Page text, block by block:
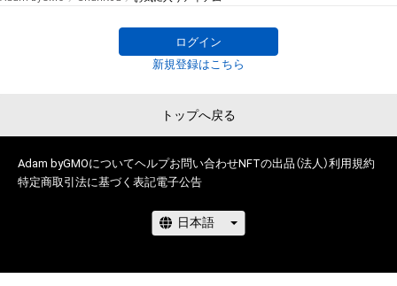
ログイン
新規登録はこちら
トップへ戻る
Adam byGMOについてヘルプお問い合わせNFTの出品（法人）利用規約
特定商取引法に基づく表記電子公告